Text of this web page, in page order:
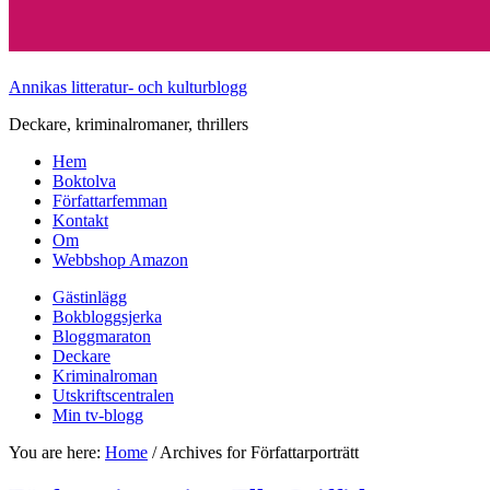
Annikas litteratur- och kulturblogg
Deckare, kriminalromaner, thrillers
Hem
Boktolva
Författarfemman
Kontakt
Om
Webbshop Amazon
Gästinlägg
Bokbloggsjerka
Bloggmaraton
Deckare
Kriminalroman
Utskriftscentralen
Min tv-blogg
You are here: Home /Archives for Författarporträtt